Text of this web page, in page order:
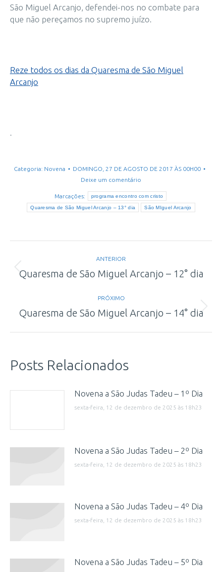
São Miguel Arcanjo, defendei-nos no combate para
que não pereçamos no supremo juízo.
Reze todos os dias da Quaresma de São Miguel
Arcanjo
.
Categoria: Novena
DOMINGO, 27 DE AGOSTO DE 2017 ÀS 00H00
Deixe um comentário
Marcações: programa encontro com cristo
Quaresma de São Miguel Arcanjo – 13° dia São MIguel Arcanjo
de
ANTERIOR
Post
Quaresma de São Miguel Arcanjo – 12° dia
PRÓXIMO
Próximo
Quaresma de São Miguel Arcanjo – 14° dia
Posts Relacionados
Novena a São Judas Tadeu – 1º Dia
sexta-feira, 12 de dezembro de 2025 às 18h23
Novena a São Judas Tadeu – 2º Dia
sexta-feira, 12 de dezembro de 2025 às 18h23
Novena a São Judas Tadeu – 4º Dia
sexta-feira, 12 de dezembro de 2025 às 18h23
Novena a São Judas Tadeu – 5º Dia